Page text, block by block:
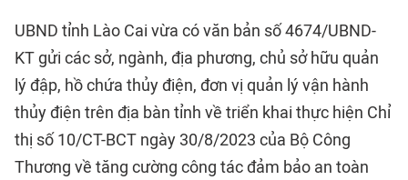
UBND tỉnh Lào Cai vừa có văn bản số 4674/UBND-
KT gửi các sở, ngành, địa phương, chủ sở hữu quản
lý đập, hồ chứa thủy điện, đơn vị quản lý vận hành
thủy điện trên địa bàn tỉnh về triển khai thực hiện Chỉ
thị số 10/CT-BCT ngày 30/8/2023 của Bộ Công
Thương về tăng cường công tác đảm bảo an toàn